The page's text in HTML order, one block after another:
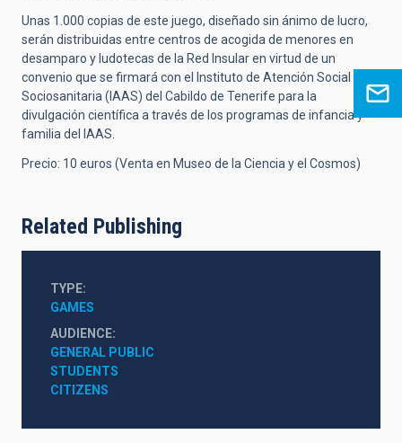
Unas 1.000 copias de este juego, diseñado sin ánimo de lucro,
serán distribuidas entre centros de acogida de menores en
desamparo y ludotecas de la Red Insular en virtud de un
convenio que se firmará con el Instituto de Atención Social y
Sociosanitaria (IAAS) del Cabildo de Tenerife para la
divulgación científica a través de los programas de infancia y
familia del IAAS.
Precio: 10 euros (Venta en Museo de la Ciencia y el Cosmos)
Related Publishing
TYPE
GAMES
AUDIENCE
GENERAL PUBLIC
STUDENTS
CITIZENS